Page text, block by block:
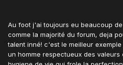
Au foot j'ai toujours eu beaucoup
comme la majorité du forum, deja
talent inné! c'est le meilleur
un homme respectueux des